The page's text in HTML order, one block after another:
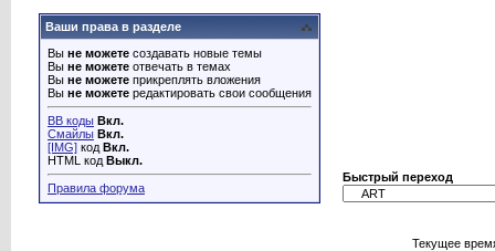
Ваши права в разделе
Вы не можете создавать новые темы
Вы не можете отвечать в темах
Вы не можете прикреплять вложения
Вы не можете редактировать свои сообщения
BB коды Вкл.
Смайлы Вкл.
[IMG] код Вкл.
HTML код Выкл.
Правила форума
Быстрый переход
Текущее